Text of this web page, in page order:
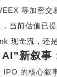
等加密交
当前估值已
现金流，还
AI”新叙事
IPO 的核心叙